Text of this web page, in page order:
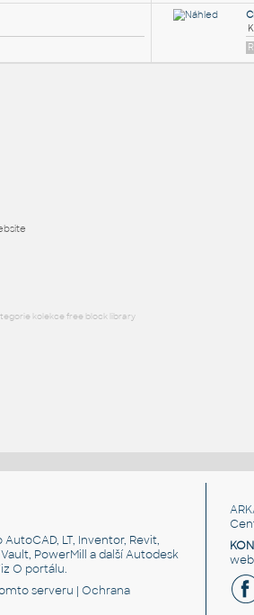
Instalace
kolekce free block library
LT, Inventor, Revit,
PowerMill a další Autodesk
O portálu.
serveru |Ochrana